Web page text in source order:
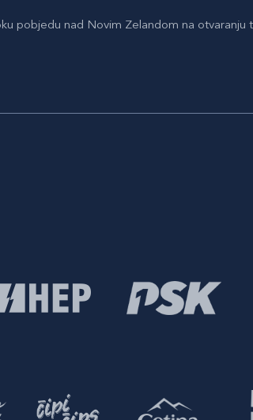
pobjedu nad Novim Zelandom na otvaranju